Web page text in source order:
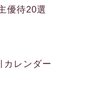
優待20選
カレンダー